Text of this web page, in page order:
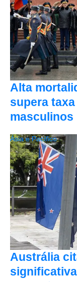
Alta
supera
masculinos
Austrália
Ásia e Pacífico